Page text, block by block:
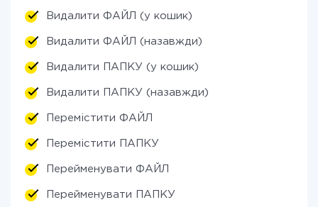
Видалити ФАЙЛ (у кошик)
Видалити ФАЙЛ (назавжди)
Видалити ПАПКУ (у кошик)
Видалити ПАПКУ (назавжди)
Перемістити ФАЙЛ
Перемістити ПАПКУ
Перейменувати ФАЙЛ
Перейменувати ПАПКУ